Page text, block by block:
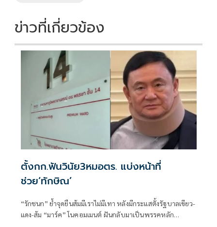
ข่าวที่เกี่ยวข้อง
ตั้งกก.ฟันวินัย3หมอตร. แบ่งหน้าที่
ช่วย‘ทักษิณ’
“รักชนก” ย้ำจุดยืนส้มมีเราไม่มีเทา หลังมีกระแสตั้งรัฐบาลเขียว-
แดง-ส้ม “มาร์ค” โนคอมเมนต์ ฝันกลับมาเป็นพรรคหลัก